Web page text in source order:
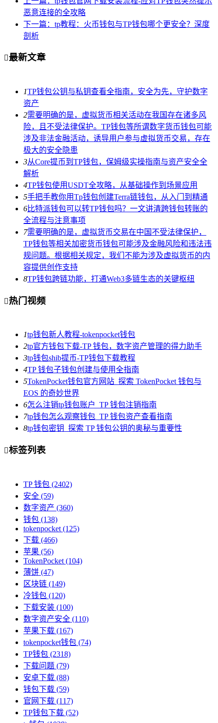
恶意连接的全攻略
下一篇：tp教程：火币钱包与TP钱包哪个更安全？深度
剖析
最新文章
1TP钱包公钥与私钥查看全指南，安全为先，守护数字
资产
2需要明确的是，虚拟货币相关活动在我国存在诸多风
险，且不受法律保护。TP钱包等所谓数字货币钱包可能
涉及非法金融活动，诱导用户参与虚拟货币交易，存在
极大的安全隐患
3从Core提币到TP钱包，保姆级实操指南与资产安全全
解析
4TP钱包使用USDT全攻略，从基础操作到场景应用
5手把手教你用Tp钱包创建Terra链钱包，从入门到精通
6比特派钱包可以转TP钱包吗？一文讲清跨钱包转账的
全流程与注意事项
7需要明确的是，虚拟货币交易在中国不受法律保护，
TP钱包等相关加密货币钱包可能涉及金融风险和违法违
规问题。根据相关规定，我们不能为涉及虚拟货币的内
容提供创作支持
8TP钱包跨链功能，打通Web3多链生态的关键枢纽
热门视频
1tp钱包新人教程-tokenpocket钱包
2tp官方钱包下载-TP 钱包，数字资产管理的得力助手
3tp钱包shib提币-TP钱包下载教程
4TP 钱包子钱包创建与使用全指南
5TokenPocket钱包官方网站_探索 TokenPocket 钱包与
EOS 的奇妙世界
6怎么注销tp钱包账户_TP 钱包注销指南
7tp钱包怎么观察钱包_TP 钱包资产查看指南
8tp钱包密钥_探索 TP 钱包公钥的奥秘与重要性
标签列表
TP 钱包 (2402)
安全 (59)
数字资产 (360)
钱包 (138)
tokenpocket (125)
下载 (466)
苹果 (56)
TokenPocket (104)
薄饼 (47)
区块链 (149)
冷钱包 (120)
下载安装 (100)
数字资产安全 (110)
苹果下载 (167)
tokenpocket钱包 (74)
TP钱包 (2318)
下载问题 (79)
安卓下载 (88)
钱包下载 (59)
官网下载 (117)
TP钱包下载 (52)